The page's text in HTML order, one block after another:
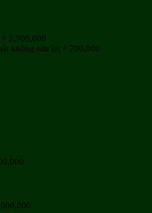
= 2,700,000
không sửa lại = 700,000